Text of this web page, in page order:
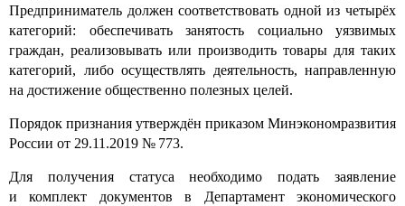
Предприниматель должен соответствовать одной из четырёх
категорий: обеспечивать занятость социально уязвимых
граждан, реализовывать или производить товары для таких
категорий, либо осуществлять деятельность, направленную
на достижение общественно полезных целей.
Порядок признания утверждён приказом Минэкономразвития
России от 29.11.2019 № 773.
Для получения статуса необходимо подать заявление
и комплект документов в Департамент экономического